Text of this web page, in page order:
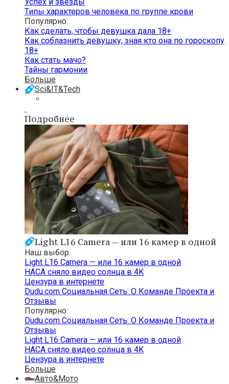
Типы характеров человека по группе крови
Популярно:
Как сделать, чтобы девушка дала 18+
Как соблазнить девушку, зная кто она по гороскопу
18+
Как стать мачо?
Тайны гармонии
Больше
Sci&IT&Tech
Подробнее
Light L16 Camera — или 16 камер в одной
Наш выбор:
Light L16 Camera — или 16 камер в одной
НАСА сняло видео солнца в 4K
Цензура в интернете
Dudu.com Cоциальная Cеть: О Команде Проекта и
Отзывы
Популярно:
Dudu.com Cоциальная Cеть: О Команде Проекта и
Отзывы
Light L16 Camera — или 16 камер в одной
НАСА сняло видео солнца в 4K
Цензура в интернете
Больше
Авто&Мото